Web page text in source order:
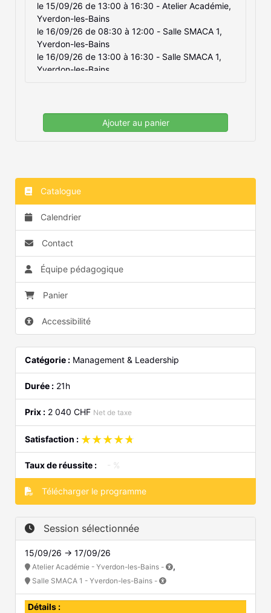
le 15/09/26 de 13:00 à 16:30 - Atelier Académie,
Yverdon-les-Bains
le 16/09/26 de 08:30 à 12:00 - Salle SMACA 1,
Yverdon-les-Bains
le 16/09/26 de 13:00 à 16:30 - Salle SMACA 1,
Yverdon-les-Bains
Yverdon-les-BainsAjouter au panier
Catalogue
Calendrier
Contact
Équipe pédagogique
Panier
Accessibilité
Catégorie : Management & Leadership
Durée : 21h
Prix : 2 040 CHF Net de taxe
Satisfaction : ★★★★★
★★★★★
Taux de réussite : - %
Télécharger le programme
Session sélectionnée
15/09/26 → 17/09/26
Atelier Académie - Yverdon-les-Bains - ,
Salle SMACA 1 - Yverdon-les-Bains -
Détails :